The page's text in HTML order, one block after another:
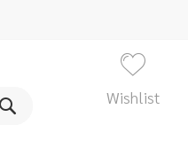
Wishlist